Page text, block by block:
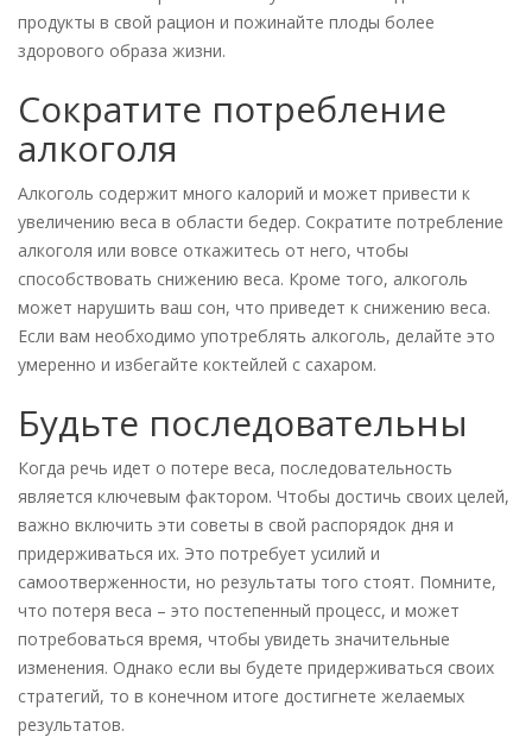
продукты в свой рацион и пожинайте плоды более
здорового образа жизни.
Сократите потребление
алкоголя
Алкоголь содержит много калорий и может привести к
увеличению веса в области бедер. Сократите потребление
алкоголя или вовсе откажитесь от него, чтобы
способствовать снижению веса. Кроме того, алкоголь
может нарушить ваш сон, что приведет к снижению веса.
Если вам необходимо употреблять алкоголь, делайте это
умеренно и избегайте коктейлей с сахаром.
Будьте последовательны
Когда речь идет о потере веса, последовательность
является ключевым фактором. Чтобы достичь своих целей,
важно включить эти советы в свой распорядок дня и
придерживаться их. Это потребует усилий и
самоотверженности, но результаты того стоят. Помните,
что потеря веса – это постепенный процесс, и может
потребоваться время, чтобы увидеть значительные
изменения. Однако если вы будете придерживаться своих
стратегий, то в конечном итоге достигнете желаемых
результатов.